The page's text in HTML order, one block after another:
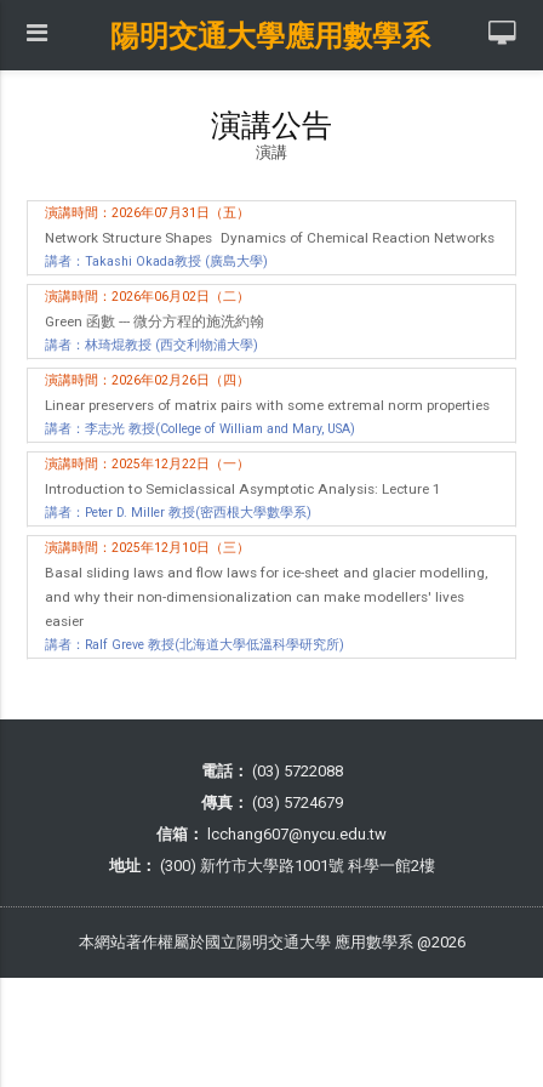
陽明交通大學應用數學系
演講公告
演講
演講時間：2026年07月31日（五）
Network Structure Shapes Dynamics of Chemical Reaction Networks
講者：Takashi Okada教授 (廣島大學)
演講時間：2026年06月02日（二）
Green 函數 --- 微分方程的施洗約翰
講者：林琦焜教授 (西交利物浦大學)
演講時間：2026年02月26日（四）
Linear preservers of matrix pairs with some extremal norm properties
講者：李志光 教授(College of William and Mary, USA)
演講時間：2025年12月22日（一）
Introduction to Semiclassical Asymptotic Analysis: Lecture 1
講者：Peter D. Miller 教授(密西根大學數學系)
演講時間：2025年12月10日（三）
Basal sliding laws and flow laws for ice-sheet and glacier modelling,
and why their non-dimensionalization can make modellers' lives
easier
講者：Ralf Greve 教授(北海道大學低溫科學研究所)
電話： (03) 5722088
傳真： (03) 5724679
信箱：
lcchang607@nycu.edu.tw
地址： (300) 新竹市大學路1001號 科學一館2樓
本網站著作權屬於國立陽明交通大學 應用數學系 @2026